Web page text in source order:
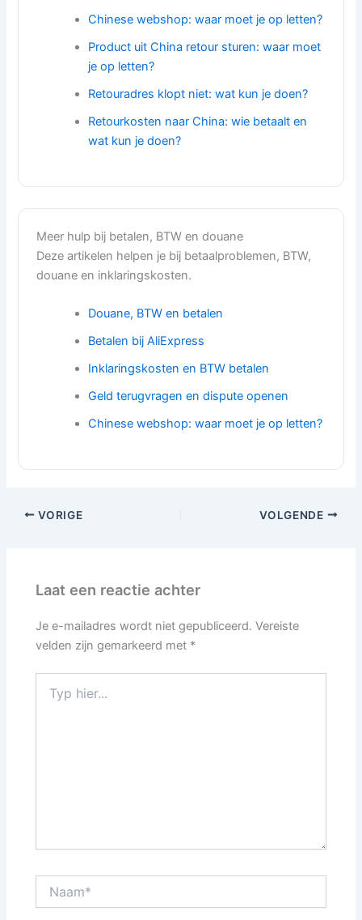
Chinese webshop: waar moet je op letten?
Product uit China retour sturen: waar moet
je op letten?
Retouradres klopt niet: wat kun je doen?
Retourkosten naar China: wie betaalt en
wat kun je doen?
Meer hulp bij betalen, BTW en douane
Deze artikelen helpen je bij betaalproblemen, BTW,
douane en inklaringskosten.
Douane, BTW en betalen
Betalen bij AliExpress
Inklaringskosten en BTW betalen
Geld terugvragen en dispute openen
Chinese webshop: waar moet je op letten?
VORIGE VOLGENDE
Laat een reactie achter
Je e-mailadres wordt niet gepubliceerd. Vereiste
velden zijn gemarkeerd met *
hier...